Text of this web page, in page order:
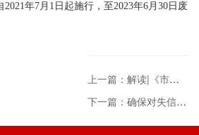
年7月1日起施行，至2023年6月30日废
上一篇：解读|《市场监督管理信用修复管理办法》
下一篇：确保对失信主体过惩相当 推进信用建设向纵深发展